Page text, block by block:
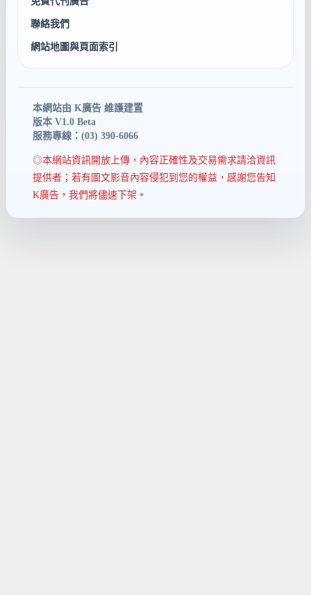
聯絡我們
網站地圖與頁面索引
本網站由 K廣告 維護建置
版本 V1.0 Beta
服務專線：(03) 390-6066
◎本網站資訊開放上傳，內容正確性及交易需求請洽資訊
提供者；若有圖文影音內容侵犯到您的權益，感謝您告知
K廣告，我們將儘速下架。